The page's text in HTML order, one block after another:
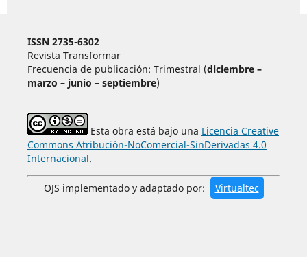
ISSN 2735-6302
Revista Transformar
Frecuencia de publicación: Trimestral (diciembre –
marzo – junio – septiembre)
Esta obra está bajo una Licencia Creative
Commons Atribución-NoComercial-SinDerivadas 4.0
Internacional.
OJS implementado y adaptado por: Virtualtec